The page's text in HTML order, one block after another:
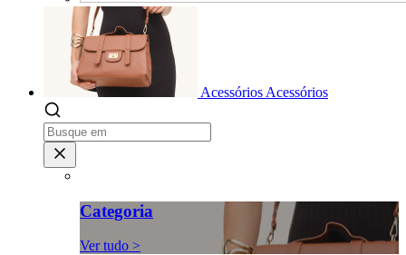
Acessórios Acessórios
Categoria
Ver tudo >